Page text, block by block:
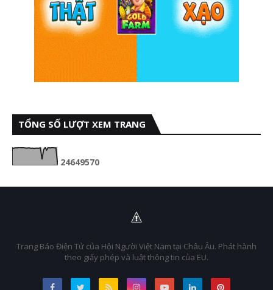
TỔNG SỐ LƯỢT XEM TRANG
24649570
Trang Báo Điện Tử của Hội Người Việt Nam tại Châu Âu. Phát hành
theo giấy phép và luật thông tin của EU.